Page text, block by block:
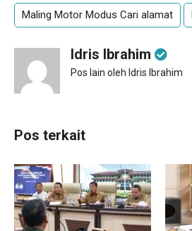
Maling Motor Modus Cari alamat
Idris Ibrahim
Pos lain oleh Idris Ibrahim
Pos terkait